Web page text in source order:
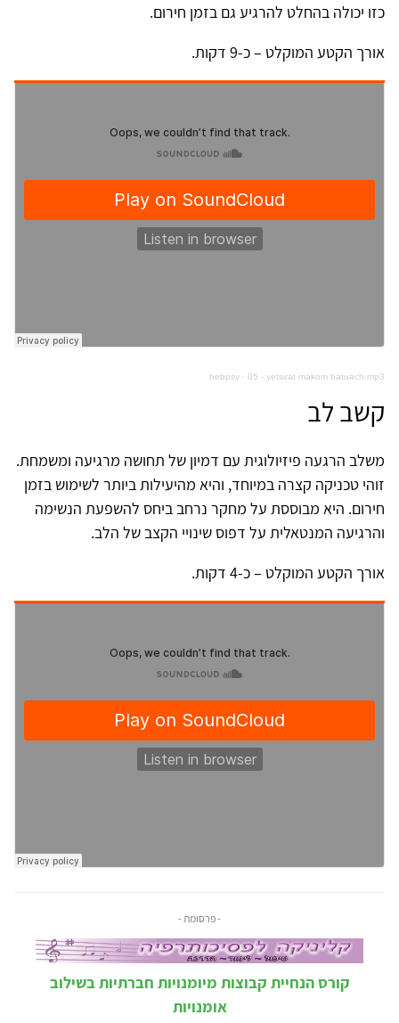
כזו יכולה בהחלט להרגיע גם בזמן חירום.
אורך הקטע המוקלט – כ-9 דקות.
hebpsy · 05 - yetsirat makom batuach.mp3
קשב לב
משלב הרגעה פיזיולוגית עם דמיון של תחושה מרגיעה ומשמחת.
זוהי טכניקה קצרה במיוחד, והיא מהיעילות ביותר לשימוש בזמן
חירום. היא מבוססת על מחקר נרחב ביחס להשפעת הנשימה
והרגיעה המנטאלית על דפוס שינויי הקצב של הלב.
אורך הקטע המוקלט – כ-4 דקות.
- פרסומת -
קורס הנחיית קבוצות מיומנויות חברתיות בשילוב
אומנויות